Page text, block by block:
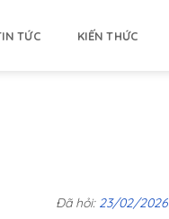
TỨC KIẾN THỨC
Đã hỏi: 23/02/2026